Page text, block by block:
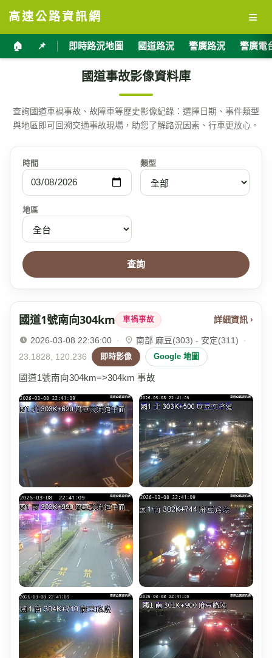
高速公路資訊網 ≡
🏠 📌 即時路況地圖 國道路況 警廣路況 警廣電
國道事故影像資料庫
查詢國道車禍事故、故障車等歷史影像紀錄：選擇日期、事件類型
與地區即可回溯交通事故現場，助您了解路況因素、行車更放心。
時間 類型
地區
查詢
國道1號南向304km 車禍事故 詳細資訊 ›
2026-03-08 22:36:00 · 南部 麻豆(303) - 安定(311)
·
23.1828, 120.236
即時影像 Google 地圖
國道1號南向304km=>304km 事故